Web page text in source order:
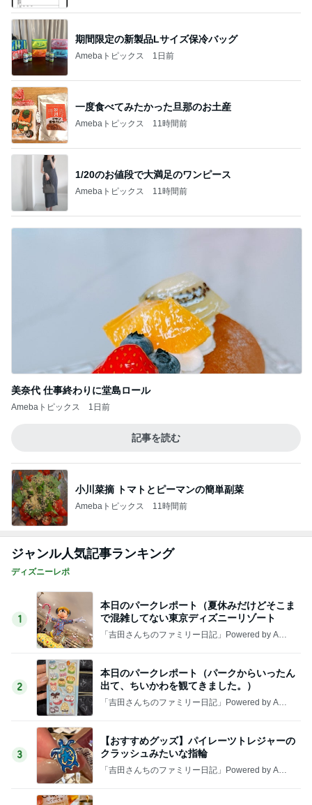
期間限定の新製品Lサイズ保冷バッグ
Amebaトピックス 1日前
一度食べてみたかった旦那のお土産
Amebaトピックス 11時間前
1/20のお値段で大満足のワンピース
Amebaトピックス 11時間前
美奈代 仕事終わりに堂島ロール
Amebaトピックス 1日前
記事を読む
小川菜摘 トマトとピーマンの簡単副菜
Amebaトピックス 11時間前
ジャンル人気記事ランキング
ディズニーレポ
1
本日のパークレポート（夏休みだけどそこま
で混雑してない東京ディズニーリゾート
「吉田さんちのファミリー日記」Powered by Ame
2
本日のパークレポート（パークからいったん
出て、ちいかわを観てきました。）
「吉田さんちのファミリー日記」Powered by Ame
3
【おすすめグッズ】パイレーツトレジャーの
クラッシュみたいな指輪
「吉田さんちのファミリー日記」Powered by Ame